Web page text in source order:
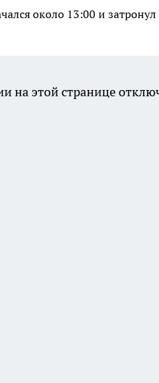
около 13:00 и
на этой странице